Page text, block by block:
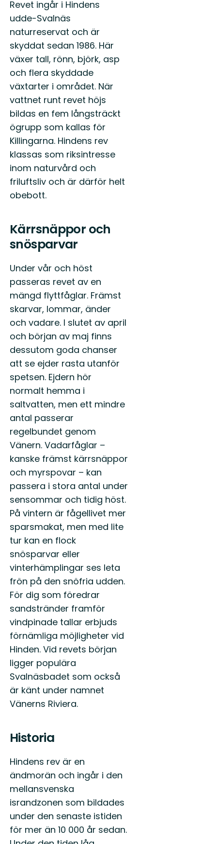
Revet ingår i Hindens
udde-Svalnäs
naturreservat och är
skyddat sedan 1986. Här
växer tall, rönn, björk, asp
och flera skyddade
växtarter i området. När
vattnet runt revet höjs
bildas en fem långsträckt
ögrupp som kallas för
Killingarna. Hindens rev
klassas som riksintresse
inom naturvård och
friluftsliv och är därför helt
obebott.
Kärrsnäppor och
snösparvar
Under vår och höst
passeras revet av en
mängd flyttfåglar. Främst
skarvar, lommar, änder
och vadare. I slutet av april
och början av maj finns
dessutom goda chanser
att se ejder rasta utanför
spetsen. Ejdern hör
normalt hemma i
saltvatten, men ett mindre
antal passerar
regelbundet genom
Vänern. Vadarfåglar –
kanske främst kärrsnäppor
och myrspovar – kan
passera i stora antal under
sensommar och tidig höst.
På vintern är fågellivet mer
sparsmakat, men med lite
tur kan en flock
snösparvar eller
vinterhämplingar ses leta
frön på den snöfria udden.
För dig som föredrar
sandstränder framför
vindpinade tallar erbjuds
förnämliga möjligheter vid
Hinden. Vid revets början
ligger populära
Svalnäsbadet som också
är känt under namnet
Vänerns Riviera.
Historia
Hindens rev är en
ändmorän och ingår i den
mellansvenska
israndzonen som bildades
under den senaste istiden
för mer än 10 000 år sedan.